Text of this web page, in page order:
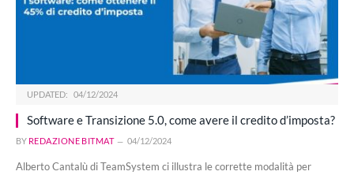
UPDATED: 04/12/2024
Software e Transizione 5.0, come avere il credito d’imposta?
BY REDAZIONE BITMAT 04/12/2024
Alberto Cantalù di TeamSystem ci illustra le corrette modalità per